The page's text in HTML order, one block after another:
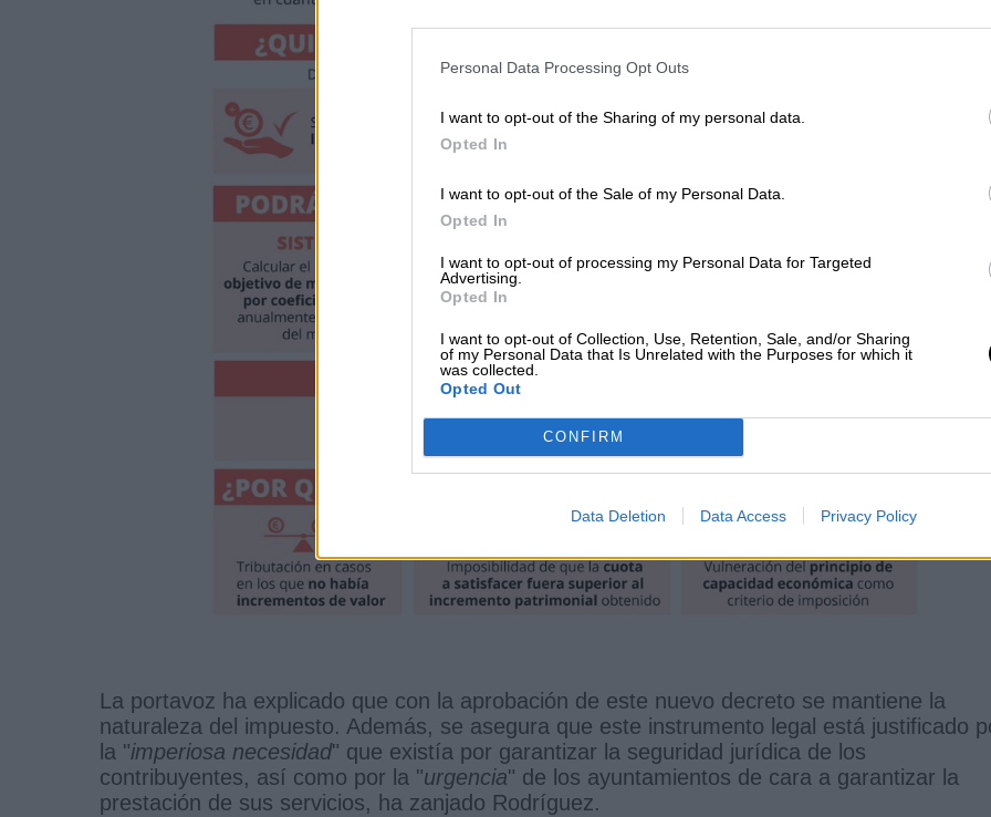
Personal Data Processing Opt Outs
I want to opt-out of the Sharing of my personal data.
Opted In
I want to opt-out of the Sale of my Personal Data.
Opted In
I want to opt-out of processing my Personal Data for Targeted
Advertising.
Opted In
I want to opt-out of Collection, Use, Retention, Sale, and/or Sharing
of my Personal Data that Is Unrelated with the Purposes for which it
was collected.
Opted Out
CONFIRM
Data Deletion Data Access Privacy Policy
La portavoz ha explicado que con la aprobación de este nuevo decreto se mantiene la
naturaleza del impuesto. Además, se asegura que este instrumento legal está justificado
la "imperiosa necesidad" que existía por garantizar la seguridad jurídica de los
contribuyentes, así como por la "urgencia" de los ayuntamientos de cara a garantizar la
prestación de sus servicios, ha zanjado Rodríguez.